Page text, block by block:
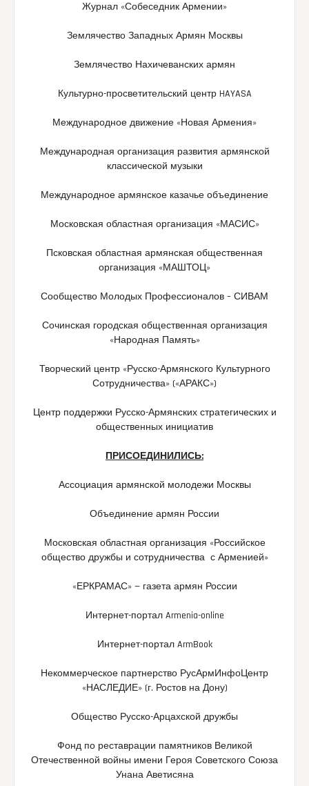
Журнал «Собеседник Армении»
Землячество Западных Армян Москвы
Землячество Нахичеванских армян
Культурно-просветительский центр HAYASA
Международное движение «Новая Армения»
Международная организация развития армянской
классической музыки
Международное армянское казачье объединение
Московская областная организация «МАСИС»
Псковская областная армянская общественная
организация «МАШТОЦ»
Сообщество Молодых Профессионалов – СИВАМ
Сочинская городская общественная организация
«Народная Память»
Творческий центр «Русско-Армянского Культурного
Сотрудничества» («АРАКС»)
Центр поддержки Русско-Армянских стратегических и
общественных инициатив
ПРИСОЕДИНИЛИСЬ:
Ассоциация армянской молодежи Москвы
Объединение армян России
Московская областная организация «Российское
общество дружбы и сотрудничества с Арменией»
«ЕРКРАМАС» — газета армян России
Интернет-портал Armenia-online
Интернет-портал ArmBook
Некоммерческое партнерство РусАрмИнфоЦентр
«НАСЛЕДИЕ» (г. Ростов на Дону)
Общество Русско-Арцахской дружбы
Фонд по реставрации памятников Великой
Отечественной войны имени Героя Советского Союза
Унана Аветисяна